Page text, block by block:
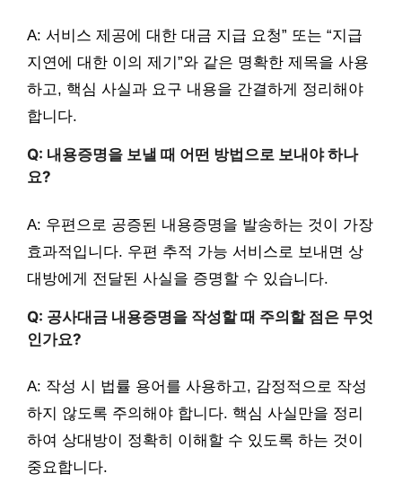
A: 서비스 제공에 대한 대금 지급 요청” 또는 “지급
지연에 대한 이의 제기”와 같은 명확한 제목을 사용
하고, 핵심 사실과 요구 내용을 간결하게 정리해야
합니다.
Q: 내용증명을 보낼 때 어떤 방법으로 보내야 하나
요?
A: 우편으로 공증된 내용증명을 발송하는 것이 가장
효과적입니다. 우편 추적 가능 서비스로 보내면 상
대방에게 전달된 사실을 증명할 수 있습니다.
Q: 공사대금 내용증명을 작성할 때 주의할 점은 무엇
인가요?
A: 작성 시 법률 용어를 사용하고, 감정적으로 작성
하지 않도록 주의해야 합니다. 핵심 사실만을 정리
하여 상대방이 정확히 이해할 수 있도록 하는 것이
중요합니다.